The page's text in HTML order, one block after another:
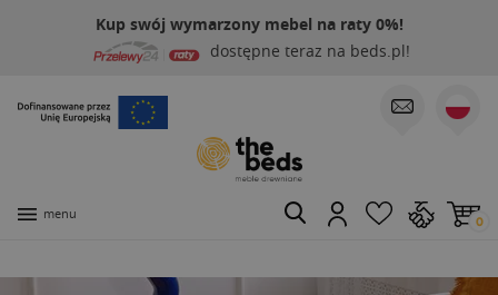
Kup swój wymarzony mebel na raty 0%!
dostępne teraz na beds.pl!
menu 0